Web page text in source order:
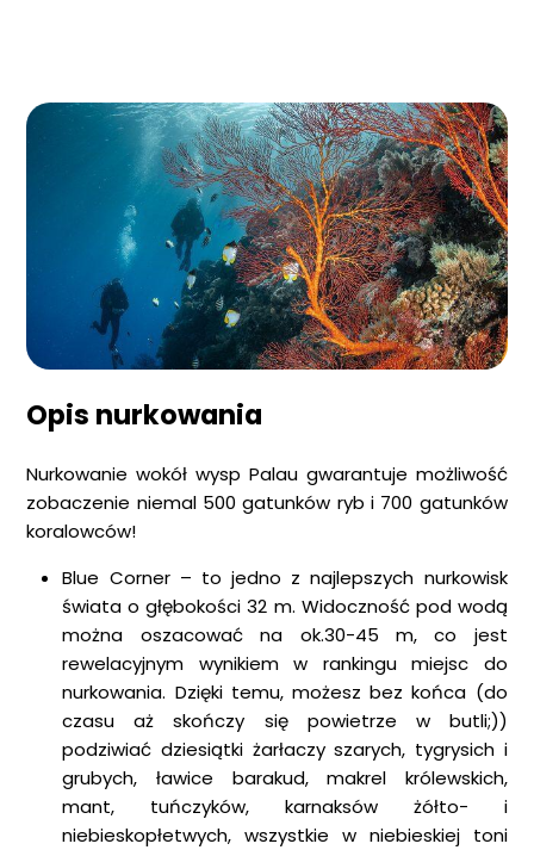
Opis nurkowania
Nurkowanie wokół wysp Palau gwarantuje możliwość
zobaczenie niemal 500 gatunków ryb i 700 gatunków
koralowców!
Blue Corner – to jedno z najlepszych nurkowisk
świata o głębokości 32 m. Widoczność pod wodą
można oszacować na ok.30-45 m, co jest
rewelacyjnym wynikiem w rankingu miejsc do
nurkowania. Dzięki temu, możesz bez końca (do
czasu aż skończy się powietrze w butli;))
podziwiać dziesiątki żarłaczy szarych, tygrysich i
grubych, ławice barakud, makrel królewskich,
mant, tuńczyków, karnaksów żółto- i
niebieskopłetwych, wszystkie w niebieskiej toni